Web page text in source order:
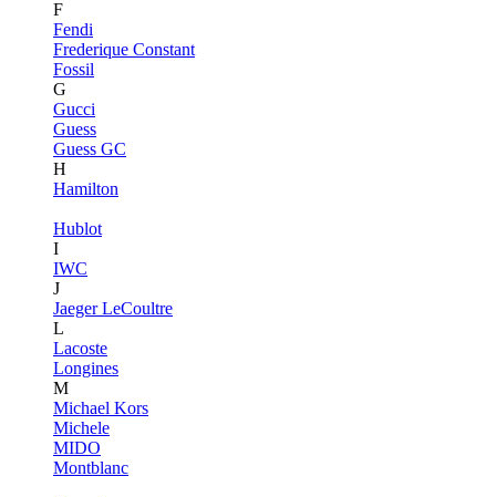
F
Fendi
Frederique Constant
Fossil
G
Gucci
Guess
Guess GC
H
Hamilton
Hublot
I
IWC
J
Jaeger LeCoultre
L
Lacoste
Longines
M
Michael Kors
Michele
MIDO
Montblanc